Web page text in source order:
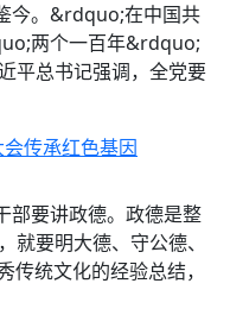
今。&rdquo;在中国共
两个一百年&rdquo;
平总书记强调，全党要
会传承红色基因
部要讲政德。政德是整
要明大德、守公德、
统文化的经验总结，